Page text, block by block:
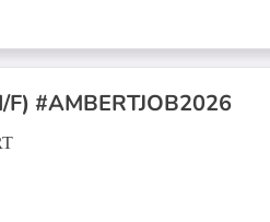
#AMBERTJOB2026